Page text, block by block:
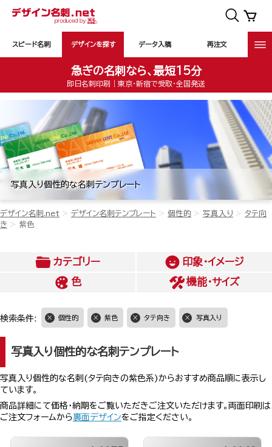
スピード名刺 デザインを探す データ入稿 再注文
急ぎの名刺なら、最短15分
即日名刺印刷｜東京・新宿で受取・全国発送
写真入り個性的な名刺テンプレート
デザイン名刺.net デザイン名刺テンプレート 個性的 写真入り
タテ向
き
紫色
カテゴリー
印象・イメージ
色
機能・サイズ
検索条件: 個性的 紫色 タテ向き 写真入り
写真入り個性的な名刺テンプレート
写真入り個性的な名刺(タテ向きの紫色系)からおすすめ商品順に表示し
ています。
商品詳細にて価格・納期をご覧いただきご注文いただけます。両面印刷は
ご注文フォームから裏面デザインをご指定ください。